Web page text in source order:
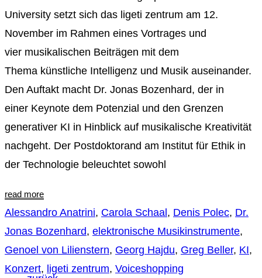
University setzt sich das ligeti zentrum am 12.
November im Rahmen eines Vortrages und
vier musikalischen Beiträgen mit dem
Thema künstliche Intelligenz und Musik auseinander.
Den Auftakt macht Dr. Jonas Bozenhard, der in
einer Keynote dem Potenzial und den Grenzen
generativer KI in Hinblick auf musikalische Kreativität
nachgeht. Der Postdoktorand am Institut für Ethik in
der Technologie beleuchtet sowohl
read more
Alessandro Anatrini, Carola Schaal , Denis Polec, Dr.
Jonas Bozenhard, elektronische Musikinstrumente,
Genoel von Lilienstern, Georg Hajdu, Greg Beller, KI,
Konzert, ligeti zentrum, Voiceshopping